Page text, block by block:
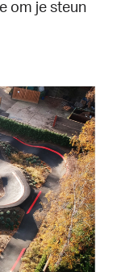
om je steun